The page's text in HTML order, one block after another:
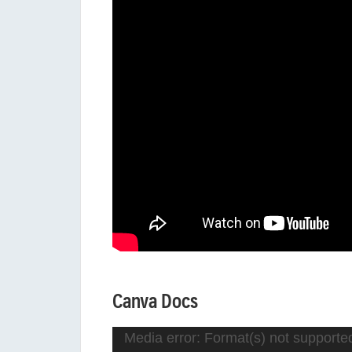
Canva Docs
Media error: Format(s) not